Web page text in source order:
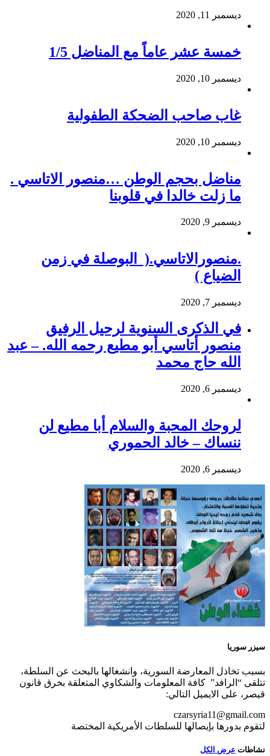
ديسمبر 11, 2020
خمسة عشر عاماً مع المناضل 1/5
ديسمبر 10, 2020
غاب صاحب الضحكة الطفولية
ديسمبر 10, 2020
مناضل بحجم الوطن …منصور الاتاسي .
ما زلت خالدا في قلوبنا
ديسمبر 9, 2020
.منصورالاتاسي.( البوصلة في زمن
الضياع )
ديسمبر 7, 2020
في الذكرى السنوية لرحيل الرفيق
منصور أتاسي أبو مطيع رحمه الله. – عبد
الله حاج محمد
ديسمبر 6, 2020
لروحك المحبة والسلام أبا مطيع لن
ننساك – خالد الحموري
ديسمبر 6, 2020
سيزر سوريا
بسبب تخاذل المعارضة السورية، وانشغالها بالبحث عن السلطة،
تتلقى “الرافد” كافة المعلومات والشكاوي المتعلقة بخرق قانون
قيصر، على الايميل التالي:
czarsyria11@gmail.com
لتقوم بدورها بإيصالها للسلطات الأمريكية المختصة
نشاطات عرض الكل